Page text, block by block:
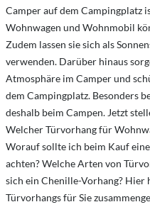
Camper auf dem Campingplatz
Wohnwagen und Wohnmobil
Zudem lassen sie sich als
verwenden. Darüber hinaus
Atmosphäre im Camper und
dem Campingplatz. Besonders
deshalb beim Campen. Jetzt
Welcher Türvorhang für
Worauf sollte ich beim Kauf
achten? Welche Arten von
sich ein Chenille-Vorhang? Hier
Türvorhangs für Sie